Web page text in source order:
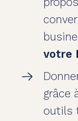
votre
grâce
outils